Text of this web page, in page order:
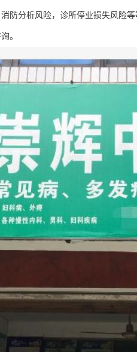
防分析风险，诊所停业损失风险
。